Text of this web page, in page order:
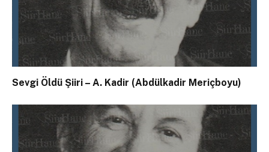
Sevgi Öldü Şiiri – A. Kadir (Abdülkadir Meriçboyu)